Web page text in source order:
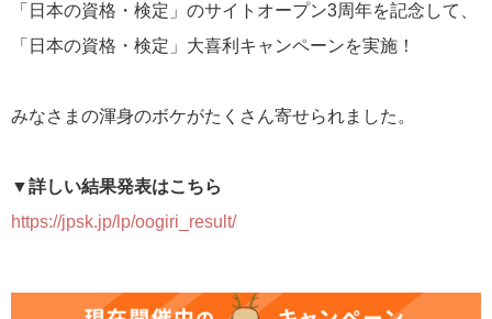
「日本の資格・検定」のサイトオープン3周年を記念して、
「日本の資格・検定」大喜利キャンペーンを実施！
みなさまの渾身のボケがたくさん寄せられました。
▼詳しい結果発表はこちら
https://jpsk.jp/lp/oogiri_result/